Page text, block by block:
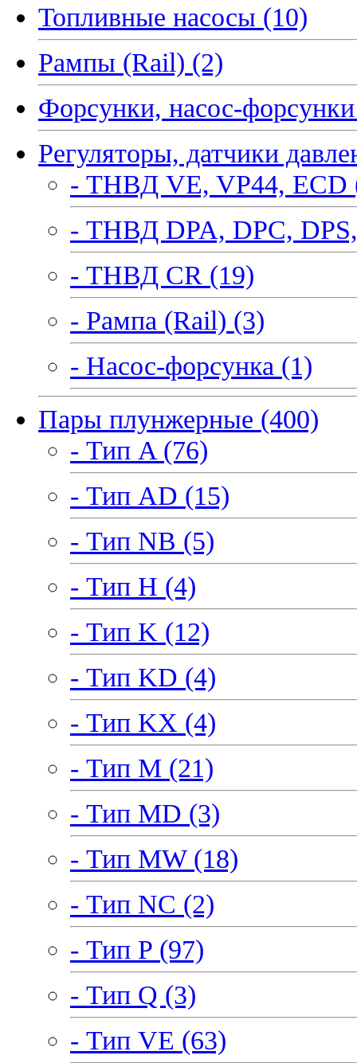
Топливные насосы (10)
Рампы (Rail) (2)
Форсунки, насос-
Регуляторы, датчики
- ТНВД VE, VP44, ECD
- ТНВД DPA, DPC,
- ТНВД CR (19)
- Рампа (Rail) (3)
- Насос-форсунка (1)
Пары плунжерные (400)
- Тип A (76)
- Тип AD (15)
- Тип NB (5)
- Тип H (4)
- Тип K (12)
- Тип KD (4)
- Тип KX (4)
- Тип M (21)
- Тип MD (3)
- Тип MW (18)
- Тип NC (2)
- Тип P (97)
- Тип Q (3)
- Тип VE (63)